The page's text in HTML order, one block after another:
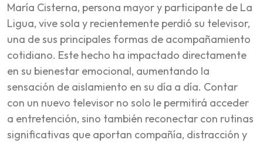
María Cisterna, persona mayor y participante de La
Ligua, vive sola y recientemente perdió su televisor,
una de sus principales formas de acompañamiento
cotidiano. Este hecho ha impactado directamente
en su bienestar emocional, aumentando la
sensación de aislamiento en su día a día. Contar
con un nuevo televisor no solo le permitirá acceder
a entretención, sino también reconectar con rutinas
significativas que aportan compañía, distracción y